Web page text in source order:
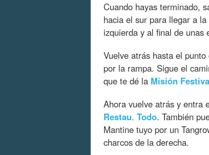
Cuando hayas terminado,
hacia el sur para llegar a
izquierda y al final de unas
Vuelve atrás hasta el
por la rampa. Sigue el
que te dé la Misión
Ahora vuelve atrás y entra
Restau. Todo. También
Mantine tuyo por un
charcos de la derecha.